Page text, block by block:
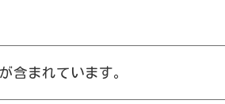
含まれています。